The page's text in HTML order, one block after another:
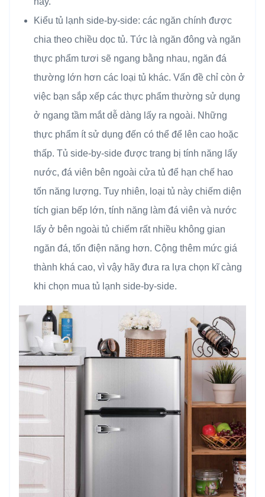
Kiểu tủ lạnh side-by-side: các ngăn chính được
chia theo chiều dọc tủ. Tức là ngăn đông và ngăn
thực phẩm tươi sẽ ngang bằng nhau, ngăn đá
thường lớn hơn các loại tủ khác. Vấn đề chỉ còn ở
việc bạn sắp xếp các thực phẩm thường sử dụng
ở ngang tầm mắt dễ dàng lấy ra ngoài. Những
thực phẩm ít sử dụng đến có thể để lên cao hoặc
thấp. Tủ side-by-side được trang bị tính năng lấy
nước, đá viên bên ngoài cửa tủ để hạn chế hao
tốn năng lượng. Tuy nhiên, loại tủ này chiếm diện
tích gian bếp lớn, tính năng làm đá viên và nước
lấy ở bên ngoài tủ chiếm rất nhiều không gian
ngăn đá, tốn điện năng hơn. Cộng thêm mức giá
thành khá cao, vì vậy hãy đưa ra lựa chọn kĩ càng
khi chọn mua tủ lạnh side-by-side.